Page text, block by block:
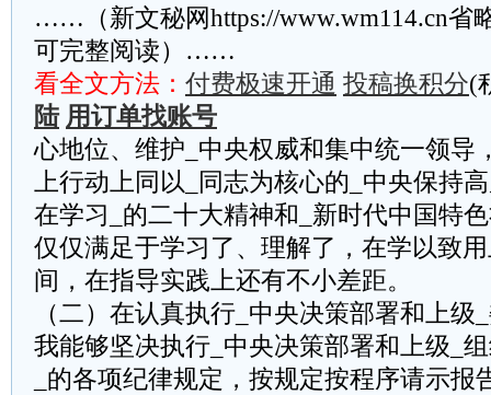
……（新文秘网https://www.wm114.cn省
可完整阅读）……
看全文方法： 付费极速开通 投稿换积分(
陆 用订单找账号
心地位、维护_中央权威和集中统一领导
上行动上同以_同志为核心的_中央保持
在学习_的二十大精神和_新时代中国特
仅仅满足于学习了、理解了，在学以致
间，在指导实践上还有不小差距。
（二）在认真执行_中央决策部署和上级
我能够坚决执行_中央决策部署和上级_
_的各项纪律规定，按规定按程序请示报